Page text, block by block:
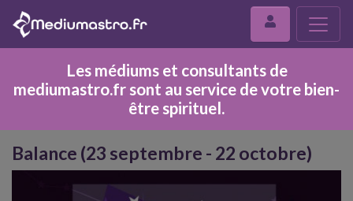
Les médiums et consultants de
mediumastro.fr sont au service de votre bien-
être spirituel.
Balance (23 septembre - 22 octobre)